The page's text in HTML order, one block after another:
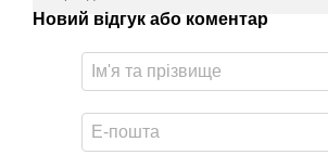
Новий відгук або коментар